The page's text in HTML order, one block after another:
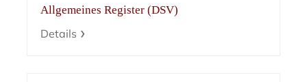
Allgemeines Register (DSV)
Details